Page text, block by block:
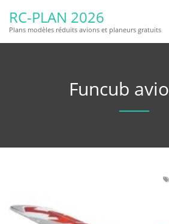
RC-PLAN 2026
Plans modèles réduits avions et planeurs gratuits
Funcub